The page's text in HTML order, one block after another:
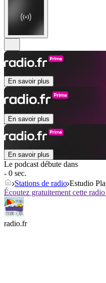
En savoir plus
En savoir plus
En savoir plus
Le podcast débute dans
- 0 sec.
Stations de radio Estudio
Écoutez gratuitement cette
radio.fr